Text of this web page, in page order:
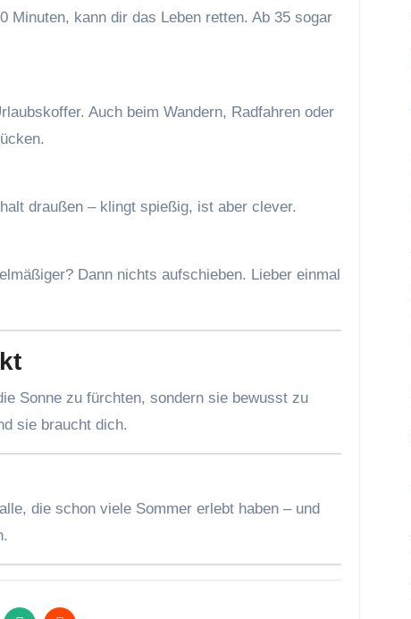
kann dir das Leben retten. Ab 35 sogar
Auch beim Wandern, Radfahren oder
draußen – klingt spießig, ist aber clever.
Dann nichts aufschieben. Lieber einmal
Sonne zu fürchten, sondern sie bewusst zu
sie braucht dich.
die schon viele Sommer erlebt haben – und